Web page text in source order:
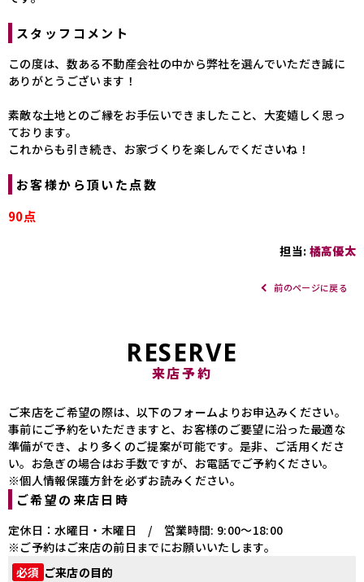
スタッフコメント
この度は、数ある不動産会社の中から弊社を選んでいただき誠に
ありがとうございます！
素敵な土地とのご縁をお手伝いできましたこと、大変嬉しく思っ
ております。
これからも引き続き、お家づくりを楽しんでくださいね！
お客様から頂いた点数
90点
担当: 橘高優太
前のページに戻る
RESERVE
来店予約
ご来店をご希望の際は、以下のフォームよりお申込みください。
事前にご予約をいただきますと、お客様のご要望に沿った最適な
準備ができ、より多くのご提案が可能です。是非、ご活用くださ
い。お急ぎの場合はお手数ですが、お電話でご予約ください。
※個人情報保護方針を必ずお読みください。
ご希望の来店日時
定休日：水曜日・木曜日 / 営業時間: 9:00～18:00
※ご予約はご来店の前日までにお願いいたします。
必須 ご来店の目的